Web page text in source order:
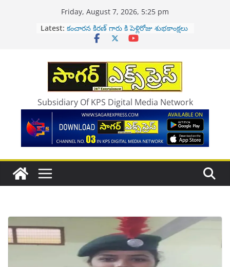
Friday, August 7, 2026, 5:25 pm
Latest: Happy Birthday To … Kiran Group
C.E.O Kancharana Sai Sayantika
నిన్న ఎయిర్ టెల్, ఈరోజు
జియో..స్పేస్‌ఎక్స్‌తో
మహాసేన రాజేశ్‌ సంచలన కామెంట్స్.. జగన్‌..
ఏపీ మాఫియా డాన్‌
Subsidiary Of KPS Digital Media Network